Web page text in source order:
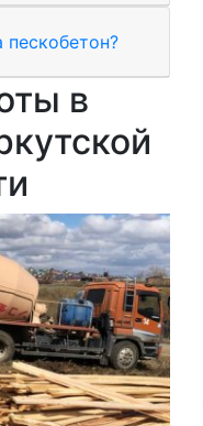
пескобетон?
в